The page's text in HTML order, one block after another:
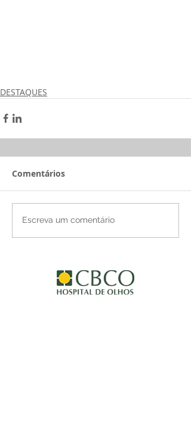
DESTAQUES
Comentários
Escreva um comentário